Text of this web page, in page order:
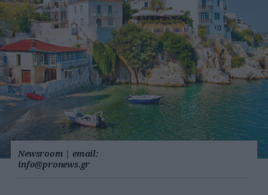
Newsroom | email:
info@pronews.gr